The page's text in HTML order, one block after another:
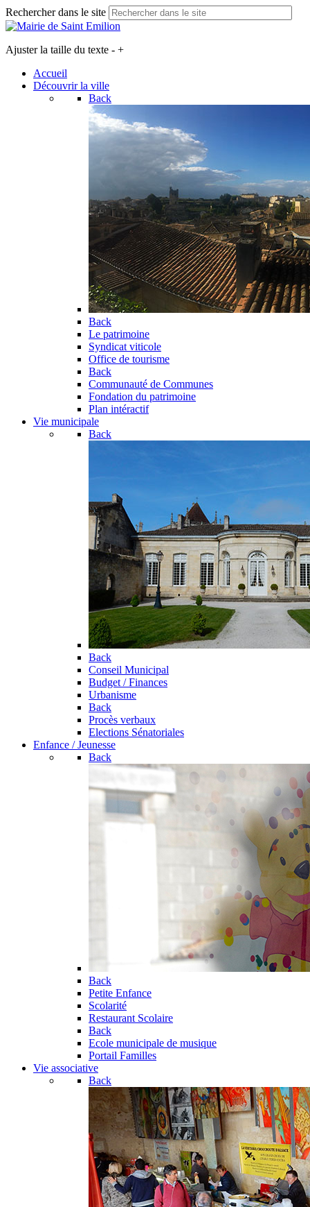
Rechercher dans le site
Ajuster la taille du texte - +
Accueil
Découvrir la ville
Back
Back
Le patrimoine
Syndicat viticole
Office de tourisme
Back
Communauté de Communes
Fondation du patrimoine
Plan intéractif
Vie municipale
Back
Back
Conseil Municipal
Budget / Finances
Urbanisme
Back
Procès verbaux
Elections Sénatoriales
Enfance / Jeunesse
Back
Back
Petite Enfance
Scolarité
Restaurant Scolaire
Back
Ecole municipale de musique
Portail Familles
Vie associative
Back